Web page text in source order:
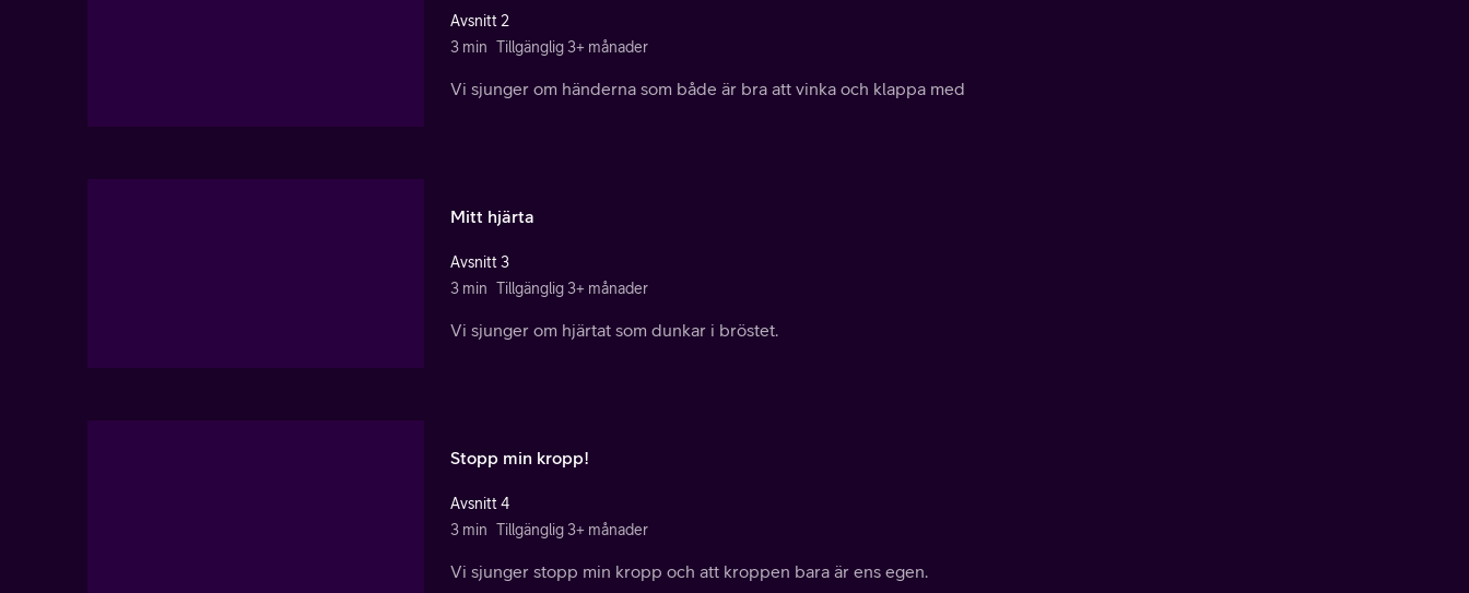
Avsnitt 2
3 min Tillgänglig 3+ månader
Vi sjunger om händerna som både är bra att vinka och klappa med
Mitt hjärta
Avsnitt 3
3 min Tillgänglig 3+ månader
Vi sjunger om hjärtat som dunkar i bröstet.
Stopp min kropp!
Avsnitt 4
3 min Tillgänglig 3+ månader
Vi sjunger stopp min kropp och att kroppen bara är ens egen.